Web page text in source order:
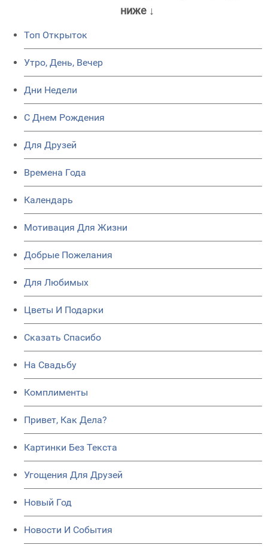
ниже ↓
Топ Открыток
Утро, День, Вечер
Дни Недели
C Днем Рождения
Для Друзей
Времена Года
Календарь
Мотивация Для Жизни
Добрые Пожелания
Для Любимых
Цветы И Подарки
Сказать Спасибо
На Свадьбу
Комплименты
Привет, Как Дела?
Картинки Без Текста
Угощения Для Друзей
Новый Год
Новости И События